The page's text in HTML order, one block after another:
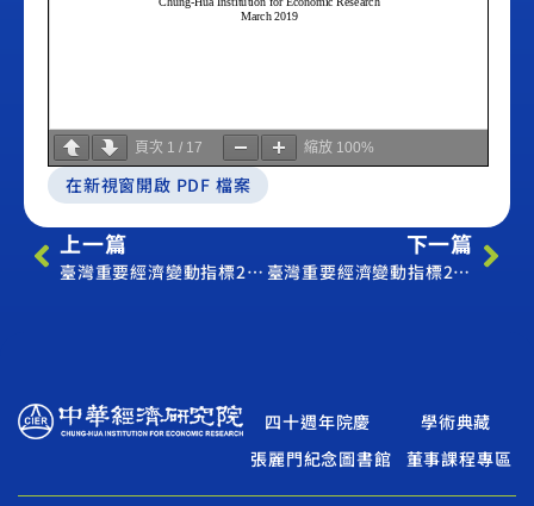
頁次 1 / 17 縮放 100%
在新視窗開啟 PDF 檔案
上一篇
臺灣重要經濟變動指標2019年2月（Economic Indicator February 2019）
下一篇
臺灣重要經濟變動指標2019年4月（Economic Indicator April 2019）
四十週年院慶
學術典藏
張麗門紀念圖書館
董事課程專區